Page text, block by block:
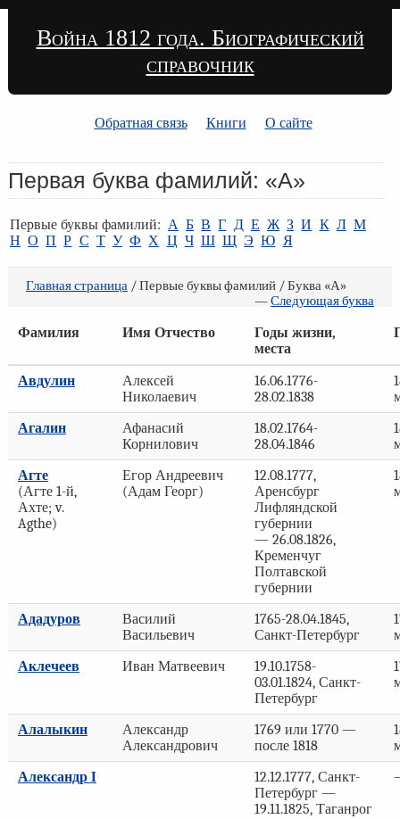
Война 1812 года. Биографический
справочник
Обратная связь Книги О сайте
Первая буква фамилий: «А»
Первые буквы фамилий: А Б В Г Д Е Ж З И К Л М
Н О П Р С Т У Ф Х Ц Ч Ш Щ Э Ю Я
Главная страница/ Первые буквы фамилий / Буква «А»
—Следующая буква
Фамилия Имя Отчество
Годы жизни,
места
Авдулин
Алексей
Николаевич
16.06.1776-
28.02.1838
Агалин
Афанасий
Корнилович
18.02.1764-
28.04.1846
Агте
(Агте 1-й,
Ахте; v.
Agthe)
Егор Андреевич
(Адам Георг)
12.08.1777,
Аренсбург
Лифляндской
губернии
— 26.08.1826,
Кременчуг
Полтавской
губернии
Ададуров
Василий
Васильевич
1765-28.04.1845,
Санкт-Петербург
Аклечеев
Иван Матвеевич
19.10.1758-
03.01.1824, Санкт-
Петербург
Алалыкин
Александр
Александрович
1769 или 1770 —
после 1818
Александр I
12.12.1777, Санкт-
Петербург —
19.11.1825, Таганрог